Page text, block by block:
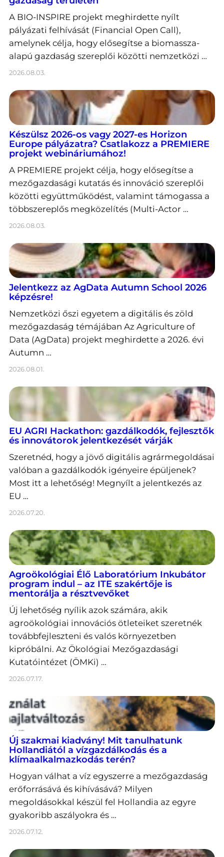
A BIO-INSPIRE projekt meghirdette nyílt
pályázati felhívását (Financial Open Call),
amelynek célja, hogy elősegítse a biomassza-
alapú gazdaság szereplői közötti nemzetközi …
2026.08.03.
Készülsz 2026-os vagy 2027-es Horizon
Europe pályázatra? Csatlakozz a PREMIERE
projekt webináriumához!
A PREMIERE projekt célja, hogy elősegítse a
mezőgazdasági kutatás és innováció szereplői
közötti együttműködést, valamint támogassa a
többszereplős megközelítés (Multi-Actor …
2026.08.03.
Jelentkezz az AgData Autumn School 2026
képzésre!
Nemzetközi őszi egyetem a digitális és zöld
mezőgazdaság témájában Az Agriculture of
Data (AgData) projekt meghirdette a 2026. évi
Autumn …
2026.08.01.
EU AGRI Hackathon: gazdálkodók, fejlesztők
és innovátorok jelentkezését várják
Szeretnéd, hogy a jövő digitális agrármegoldásai
valóban a gazdálkodók igényeire épüljenek?
Most itt a lehetőség! Megnyílt a jelentkezés az
EU …
2026.07.20.
Agroökológiai Élő Laboratórium Inkubátor
program indul – az ITE szakértője is
mentorálja a résztvevőket
Új lehetőség nyílik azok számára, akik
agroökológiai innovációs ötleteiket szeretnék
továbbfejleszteni és valós környezetben
kipróbálni. Az Ökológiai Mezőgazdasági
Kutatóintézet (ÖMKi) …
2026.07.17.
Új szakmai kiadvány! Mit tanulhatunk
Hollandiától a vízgazdálkodás és a
klímaalkalmazkodás terén?
Hogyan válhat a víz egyszerre a mezőgazdaság
erőforrásává és kihívásává? Milyen
megoldásokkal készül fel Hollandia az egyre
gyakoribb aszályokra és …
2026.07.12.